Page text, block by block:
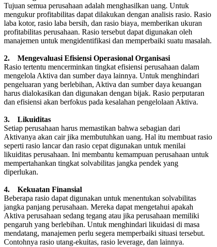
Tujuan semua perusahaan adalah menghasilkan uang. Untuk
mengukur profitabilitas dapat dilakukan dengan analisis rasio. Rasio
laba kotor, rasio laba bersih, dan rasio biaya, memberikan ukuran
profitabilitas perusahaan. Rasio tersebut dapat digunakan oleh
manajemen untuk mengidentifikasi dan memperbaiki suatu masalah.
2. Mengevaluasi Efisiensi Operasional Organisasi
Rasio tertentu mencerminkan tingkat efisiensi perusahaan dalam
mengelola Aktiva dan sumber daya lainnya. Untuk menghindari
pengeluaran yang berlebihan, Aktiva dan sumber daya keuangan
harus dialokasikan dan digunakan dengan bijak. Rasio perputaran
dan efisiensi akan berfokus pada kesalahan pengelolaan Aktiva.
3. Likuiditas
Setiap perusahaan harus memastikan bahwa sebagian dari
Aktivanya akan cair jika membutuhkan uang. Hal itu membuat rasio
seperti rasio lancar dan rasio cepat digunakan untuk menilai
likuiditas perusahaan. Ini membantu kemampuan perusahaan untuk
mempertahankan tingkat solvabilitas jangka pendek yang
diperlukan.
4. Kekuatan Finansial
Beberapa rasio dapat digunakan untuk menentukan solvabilitas
jangka panjang perusahaan. Mereka dapat mengetahui apakah
Aktiva perusahaan sedang tegang atau jika perusahaan memiliki
pengaruh yang berlebihan. Untuk menghindari likuidasi di masa
mendatang, manajemen perlu segera memperbaiki situasi tersebut.
Contohnya rasio utang-ekuitas, rasio leverage, dan lainnya.